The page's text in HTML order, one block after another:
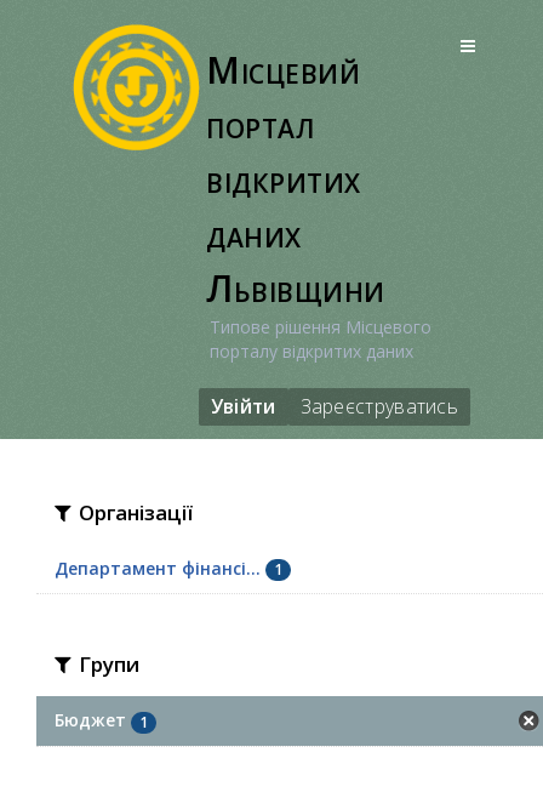
Місцевий
портал
відкритих
даних
Львівщини
Типове рішення Місцевого
порталу відкритих даних
Увійти Зареєструватись
Організації
Департамент фінансі... 1
Групи
Бюджет 1